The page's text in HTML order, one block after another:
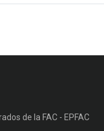
de la FAC - EPFAC